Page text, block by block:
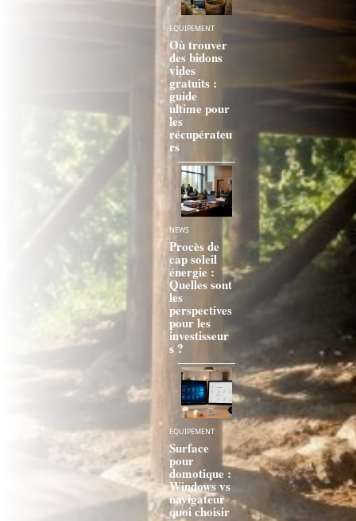
EQUIPEMENT
Où trouver
des bidons
vides
gratuits :
guide
ultime pour
les
récupérateu
rs
NEWS
Procès de
cap soleil
énergie :
Quelles sont
les
perspectives
pour les
investisseur
s ?
EQUIPEMENT
Surface
pour
domotique :
Windows vs
navigateur
quoi choisir